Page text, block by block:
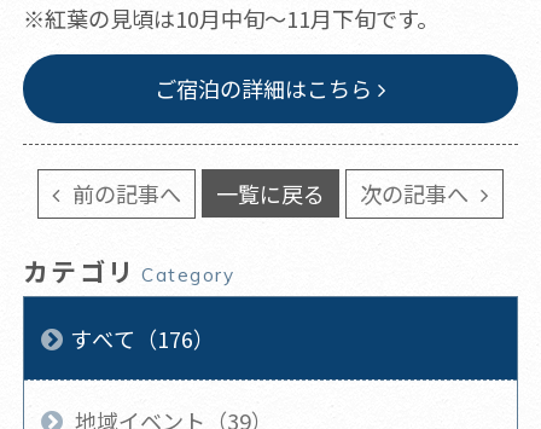
※紅葉の見頃は10月中旬～11月下旬です。
ご宿泊の詳細はこちら
前の記事へ 一覧に戻る 次の記事へ
カテゴリ Category
すべて（176）
地域イベント（39）